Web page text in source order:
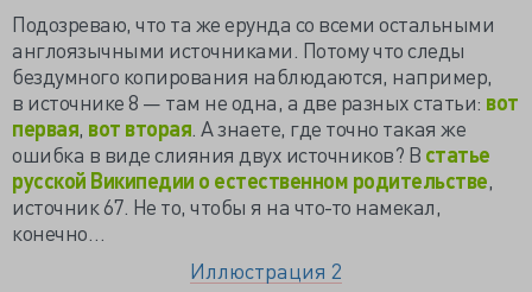
Подозреваю, что та же ерунда со всеми остальными
англоязычными источниками. Потому что следы
бездумного копирования наблюдаются, например,
в источнике 8 — там не одна, а две разных статьи: вот
первая, вот вторая . А знаете, где точно такая же
ошибка в виде слияния двух источников? В статье
русской Википедии о естественном родительстве,
источник 67. Не то, чтобы я на что-то намекал,
конечно…
Иллюстрация 2